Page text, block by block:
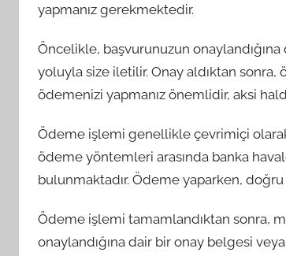
yapmanız gerekmektedir.
Öncelikle, başvurunuzun
yoluyla size iletilir. Onay aldıktan
ödemenizi yapmanız önemlidir, aksi
Ödeme işlemi genellikle çevrimiçi
ödeme yöntemleri arasında banka
bulunmaktadır. Ödeme yaparken,
Ödeme işlemi tamamlandıktan sonra,
onaylandığına dair bir onay belgesi